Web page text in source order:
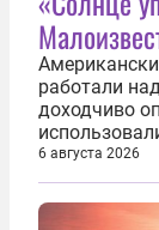
работали
доходчиво
тысячи
японских
которых США
6 августа 2026